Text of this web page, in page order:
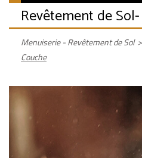
Revêtement de Sol
Menuiserie - Revêtement de Sol >
Couche